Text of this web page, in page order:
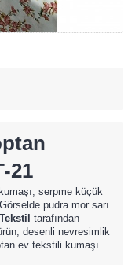
21
serpme küçük
pudra mor sarı
tarafından
desenli nevresimlik
ev tekstili kumaşı